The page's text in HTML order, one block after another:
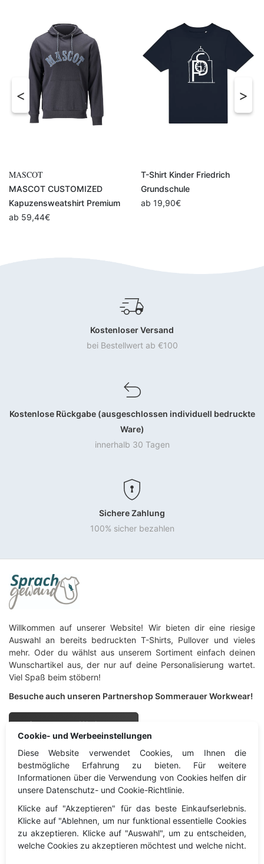
Cookie- und Werbeeinstellungen
Diese Website verwendet Cookies, um Ihnen die
bestmögliche Erfahrung zu bieten. Für weitere
Informationen über die Verwendung von Cookies helfen dir
unsere Datenschutz- und Cookie-Richtlinie.
Klicke auf "Akzeptieren" für das beste Einkaufserlebnis.
Klicke auf "Ablehnen, um nur funktional essentielle Cookies
zu akzeptieren. Klicke auf "Auswahl", um zu entscheiden,
welche Cookies zu akzeptieren möchtest und welche nicht.
T-Shirt Kinder Friedrich
Grundschule
ab19,90€
Brotbox Spinelli Grundschule
ab14,90€
Kostenloser Versand
bei Bestellwert ab €100
Kostenlose Rückgabe (ausgeschlossen individuell bedruckte
Ware)
innerhalb 30 Tagen
Sichere Zahlung
100% sicher bezahlen
Willkommen auf unserer Website! Wir bieten dir eine riesige
Auswahl an bereits bedruckten T-Shirts, Pullover und vieles
mehr. Oder du wählst aus unserem Sortiment einfach deinen
Wunschartikel aus, der nur auf deine Personalisierung wartet.
Viel Spaß beim stöbern!
Besuche auch unseren Partnershop Sommerauer Workwear!
Sommerauer Workwear
Sprachgewand
Information
Kontakt
Information
Impressum
Datenschutz
Widerruf
Cookies